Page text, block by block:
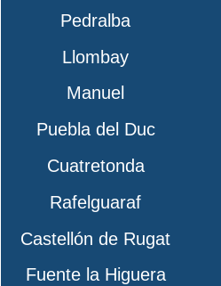
Pedralba
Llombay
Manuel
Puebla del Duc
Cuatretonda
Rafelguaraf
Castellón de Rugat
Fuente la Higuera